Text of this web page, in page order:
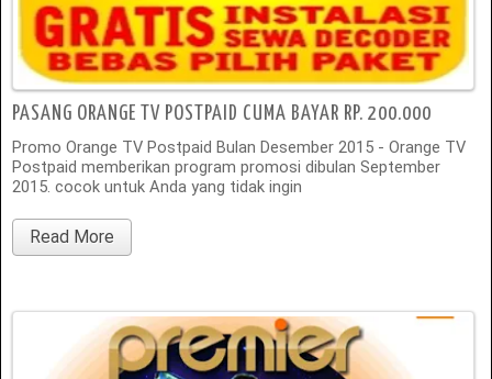
PASANG ORANGE TV POSTPAID CUMA BAYAR RP. 200.000
Promo Orange TV Postpaid Bulan Desember 2015 - Orange TV
Postpaid memberikan program promosi dibulan September
2015. cocok untuk Anda yang tidak ingin
Read More